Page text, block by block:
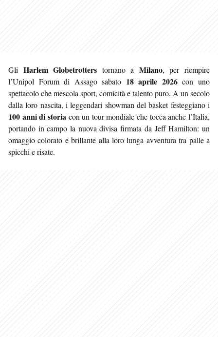
Gli Harlem Globetrotters tornano a Milano, per riempire
l’Unipol Forum di Assago sabato 18 aprile 2026con uno
spettacolo che mescola sport, comicità e talento puro. A un secolo
dalla loro nascita, i leggendari showman del basket festeggiano i
100 anni di storia con un tour mondiale che tocca anche l’Italia,
portando in campo la nuova divisa firmata da Jeff Hamilton: un
omaggio colorato e brillante alla loro lunga avventura tra palle a
spicchi e risate.